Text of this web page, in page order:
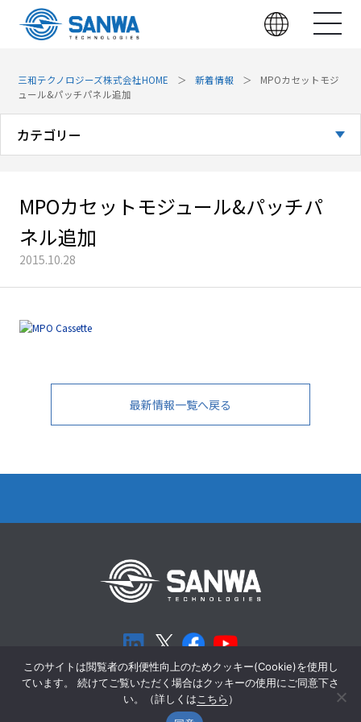
三和テクノロジーズ株式会社HOME 新着情報
MPOカセットモジ
ュール&パッチパネル追加
カテゴリー
お知らせ
展示会
MPOカセットモジュール&パッチパ
ネル追加
2015.10.28
最新情報一覧へ戻る
個人情報保護方針Cookieポリシー
このサイトは閲覧者の利便性向上のためクッキー(Cookie)を使用し
ています。 続けてご覧いただく場合はクッキーの使用にご同意下さ
い。（詳しくは こちら ）